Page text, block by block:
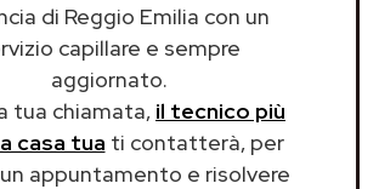
di Reggio Emilia con un
capillare e sempre
aggiornato.
tua chiamata, il tecnico più
casa tua ti contatterà, per
appuntamento e risolvere